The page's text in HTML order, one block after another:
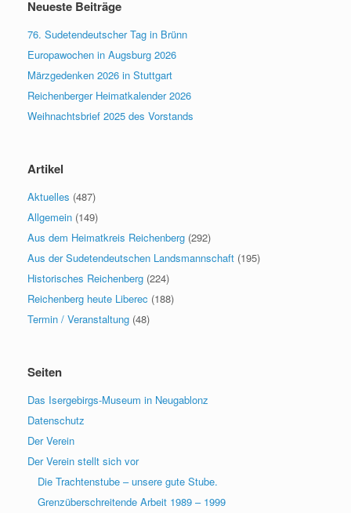
Neueste Beiträge
76. Sudetendeutscher Tag in Brünn
Europawochen in Augsburg 2026
Märzgedenken 2026 in Stuttgart
Reichenberger Heimatkalender 2026
Weihnachtsbrief 2025 des Vorstands
Artikel
Aktuelles (487)
Allgemein (149)
Aus dem Heimatkreis Reichenberg (292)
Aus der Sudetendeutschen Landsmannschaft (195)
Historisches Reichenberg (224)
Reichenberg heute Liberec (188)
Termin / Veranstaltung (48)
Seiten
Das Isergebirgs-Museum in Neugablonz
Datenschutz
Der Verein
Der Verein stellt sich vor
Die Trachtenstube – unsere gute Stube.
Grenzüberschreitende Arbeit 1989 – 1999